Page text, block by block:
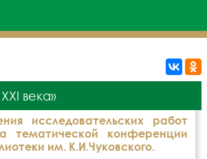
века»
исследовательских работ
тематической конференции
им. К.И.Чуковского.